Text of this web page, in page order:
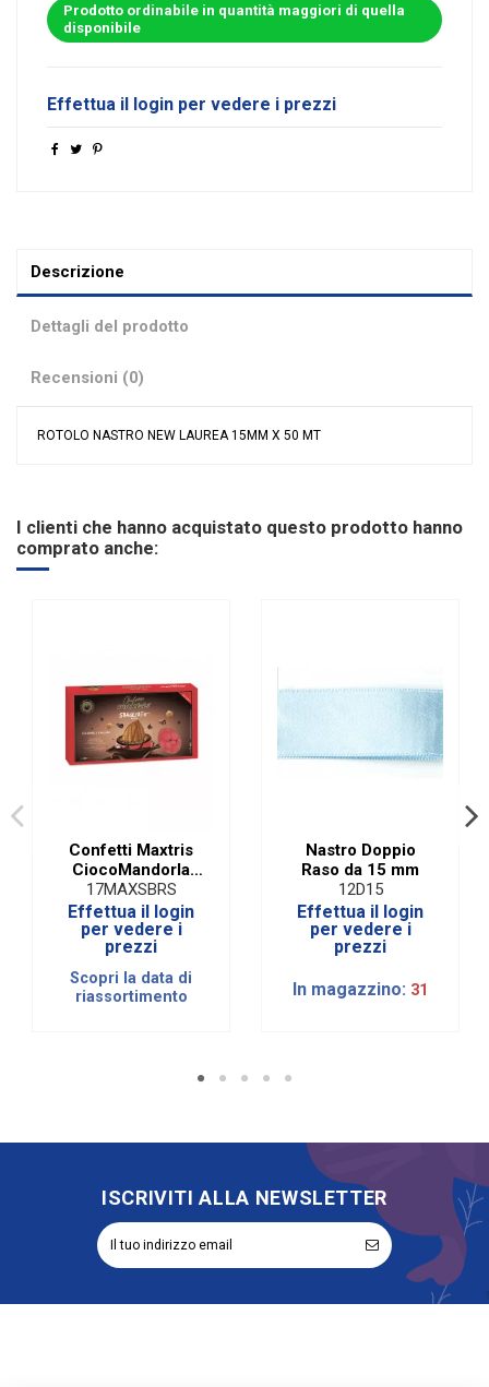
Prodotto ordinabile in quantità maggiori di quella
disponibile
Effettua il login per vedere i prezzi
Descrizione
Dettagli del prodotto
Recensioni (0)
ROTOLO NASTRO NEW LAUREA 15MM X 50 MT
I clienti che hanno acquistato questo prodotto hanno
comprato anche:
Confetti Maxtris
CiocoMandorla
Sbagliato Rosso| 1
KG
17MAXSBRS
Effettua il login
per vedere i
prezzi
Scopri la data di
riassortimento
Nastro Doppio
Raso da 15 mm
12D15
Effettua il login
per vedere i
prezzi
In magazzino: 31
ISCRIVITI ALLA NEWSLETTER